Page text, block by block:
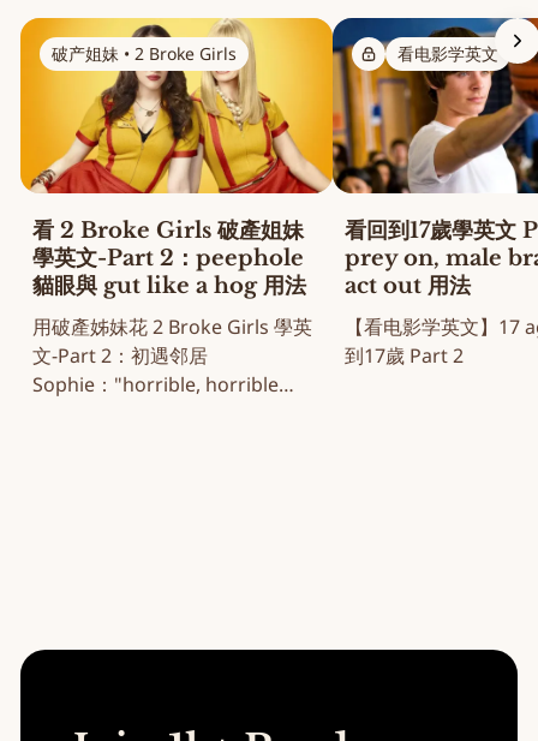
破产姐妹 • 2 Broke Girls
看 2 Broke Girls 破產姐妹
學英文-Part 2：peephole
貓眼與 gut like a hog 用法
用破產姊妹花 2 Broke Girls 學英
文-Part 2：初遇邻居
Sophie："horrible, horrible
看电影学英文
看回到17歲學英文
prey on, male
act out 用法
【看电影学英文】17
到17歲 Part 2